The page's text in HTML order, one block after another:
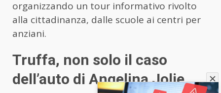
organizzando un tour informativo rivolto
alla cittadinanza, dalle scuole ai centri per
anziani.
Truffa, non solo il caso
dell’auto di Angelina Jolie